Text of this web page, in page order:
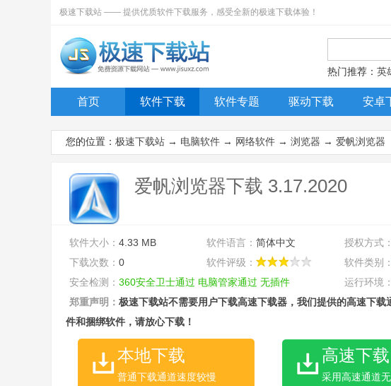
极速下载站 —— 提供优质软件下载服务，感受全新的极速下载体验！
热门推荐： 英
首页 软件下载 软件专题 驱动下载 安卓
您的位置： 极速下载站 → 电脑软件 → 网络软件 → 浏览器 → 爱帆浏览器
爱帆浏览器下载 3.17.2020
软件大小： 4.33 MB 软件语言：简体中文 授权方式：
下载次数： 0 软件评级： 软件类别：
安全检测： 360安全卫士通过 电脑管家通过 无插件 运行环境：
郑重声明： 极速下载站不需要用户下载高速下载器，我们提供的高速下
件和捆绑软件，请放心下载！
本地下载
普通下载通道速度较慢
高速下载
采用高速通道